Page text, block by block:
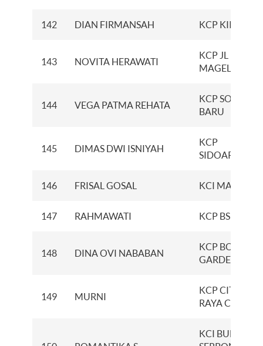
142 DIAN FIRMANSAH KCP KIIC
143 NOVITA HERAWATI
KCP JL
MAGELANG
144 VEGA PATMA REHATA
KCP SOLO
BARU
145 DIMAS DWI ISNIYAH
KCP
SIDOARDJO
146 FRISAL GOSAL KCI MANADO
147 RAHMAWATI KCP BSB CITY
148 DINA OVI NABABAN
KCP BOTANIA
GARDEN
149 MURNI
KCP CITRA
RAYA CIKUPA
KCI BUMI